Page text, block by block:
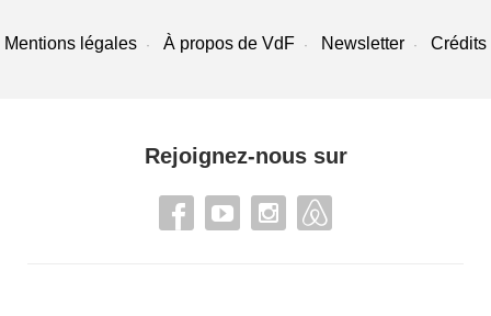
Mentions légales À propos de VdF Newsletter Crédits
Rejoignez-nous sur